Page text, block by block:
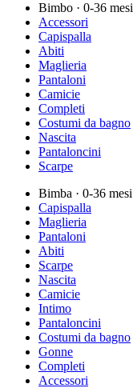
Bimbo · 0-36 mesi
Accessori
Capispalla
Abiti
Maglieria
Pantaloni
Camicie
Completi
Costumi da bagno
Nascita
Pantaloncini
Scarpe
Bimba · 0-36 mesi
Capispalla
Maglieria
Pantaloni
Abiti
Scarpe
Nascita
Camicie
Intimo
Pantaloncini
Costumi da bagno
Gonne
Completi
Accessori